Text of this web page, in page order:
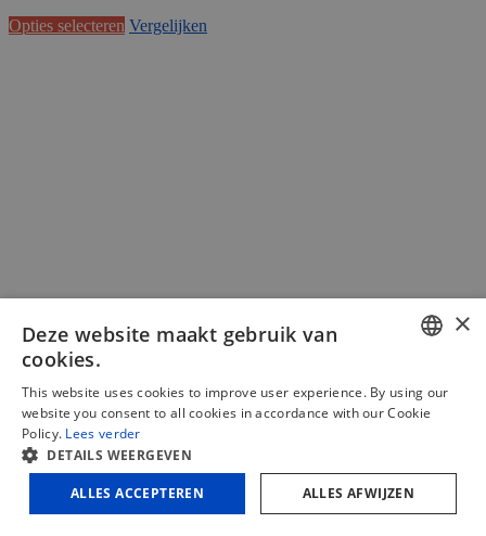
Opties selecteren Dit
Vergelijken
Virutex ABB400 accu deuvelmachine 20V
4Ah
Aanbieding!
FRENCH
×
Deze website maakt gebruik van
cookies.
This website uses cookies to improve user experience. By using our
website you consent to all cookies in accordance with our Cookie
Policy. Lees verder
DETAILS WEERGEVEN
ALLES ACCEPTEREN ALLES AFWIJZEN